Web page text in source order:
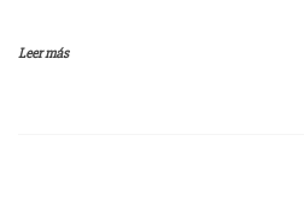
Leer más